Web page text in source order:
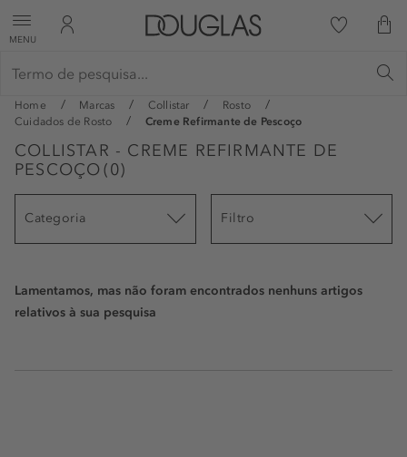
MENU
Home Marcas Collistar
Rosto
Cuidados de Rosto
Creme Refirmante de Pescoço
COLLISTAR - CREME REFIRMANTE DE
PESCOÇO (0)
Categoria Filtro
Lamentamos, mas não foram encontrados nenhuns artigos
relativos à sua pesquisa